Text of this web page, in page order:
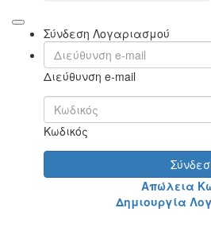
Σύνδεση Λογαριασμού
Διεύθυνση e-mail
Κωδικός
Απώλεια
Δημιουργία